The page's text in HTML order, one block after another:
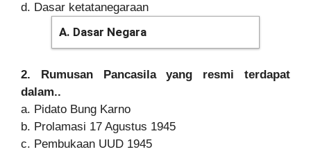
d. Dasar ketatanegaraan
A. Dasar Negara
2. Rumusan Pancasila yang resmi terdapat
dalam..
a. Pidato Bung Karno
b. Prolamasi 17 Agustus 1945
c. Pembukaan UUD 1945